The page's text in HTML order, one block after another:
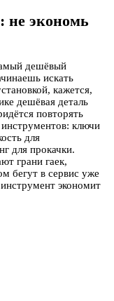
не экономь
дешёвый
искать
кажется,
дешёвая деталь
повторять
ключи
для
для прокачки.
грани гаек,
бегут в сервис уже
экономит